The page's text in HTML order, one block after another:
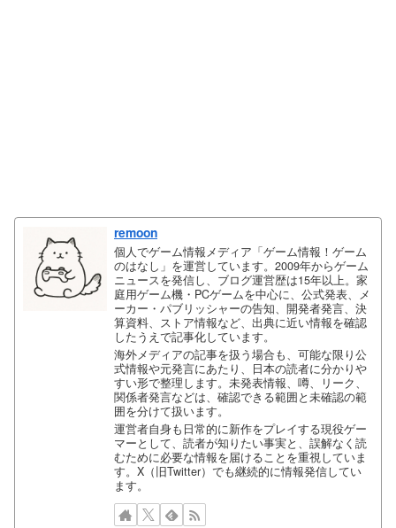
remoon
個人でゲーム情報メディア「ゲーム情報！ゲーム
のはなし」を運営しています。2009年からゲーム
ニュースを発信し、ブログ運営歴は15年以上。家
庭用ゲーム機・PCゲームを中心に、公式発表、メ
ーカー・パブリッシャーの告知、開発者発言、決
算資料、ストア情報など、出典に近い情報を確認
したうえで記事化しています。
海外メディアの記事を扱う場合も、可能な限り公
式情報や元発言にあたり、日本の読者に分かりや
すい形で整理します。未発表情報、噂、リーク、
関係者発言などは、確認できる範囲と未確認の範
囲を分けて扱います。
運営者自身も日常的に新作をプレイする現役ゲー
マーとして、読者が知りたい事実と、誤解なく読
むために必要な情報を届けることを重視していま
す。X（旧Twitter）でも継続的に情報発信してい
ます。